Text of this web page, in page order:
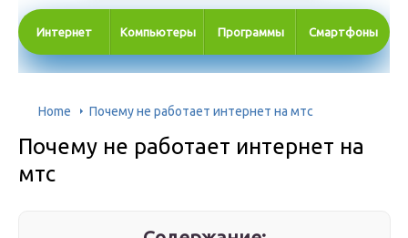
Интернет Компьютеры Программы Смартфоны
Home Почему не работает интернет на мтс
Почему не работает интернет на
мтс